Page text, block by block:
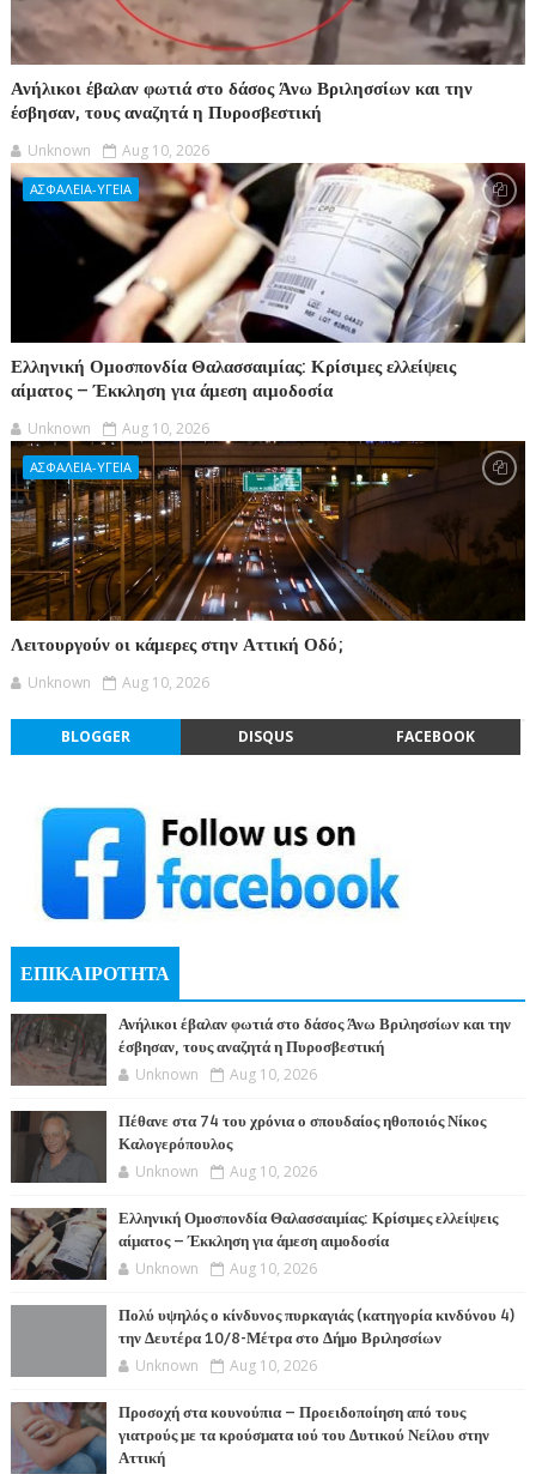
Ανήλικοι έβαλαν φωτιά στο δάσος Άνω Βριλησσίων και την
έσβησαν, τους αναζητά η Πυροσβεστική
Unknown Aug 10, 2026
ΑΣΦΑΛΕΙΑ-ΥΓΕΙΑ
Ελληνική Ομοσπονδία Θαλασσαιμίας: Κρίσιμες ελλείψεις
αίματος – Έκκληση για άμεση αιμοδοσία
Unknown Aug 10, 2026
ΑΣΦΑΛΕΙΑ-ΥΓΕΙΑ
Λειτουργούν οι κάμερες στην Αττική Οδό;
Unknown Aug 10, 2026
BLOGGER DISQUS FACEBOOK
ΕΠΙΚΑΙΡΟΤΗΤΑ
Ανήλικοι έβαλαν φωτιά στο δάσος Άνω Βριλησσίων και την
έσβησαν, τους αναζητά η Πυροσβεστική
Unknown Aug 10, 2026
Πέθανε στα 74 του χρόνια ο σπουδαίος ηθοποιός Νίκος
Καλογερόπουλος
Unknown Aug 10, 2026
Ελληνική Ομοσπονδία Θαλασσαιμίας: Κρίσιμες ελλείψεις
αίματος – Έκκληση για άμεση αιμοδοσία
Unknown Aug 10, 2026
Πολύ υψηλός ο κίνδυνος πυρκαγιάς (κατηγορία κινδύνου 4)
την Δευτέρα 10/8-Μέτρα στο Δήμο Βριλησσίων
Unknown Aug 10, 2026
Προσοχή στα κουνούπια – Προειδοποίηση από τους
γιατρούς με τα κρούσματα ιού του Δυτικού Νείλου στην
Αττική